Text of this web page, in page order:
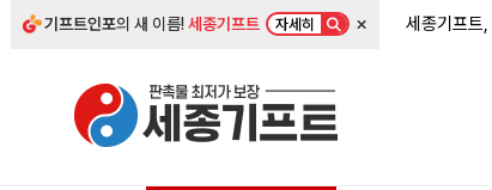
기프트인포의 새 이름!세종기프트 자세히 × 세종기프트,